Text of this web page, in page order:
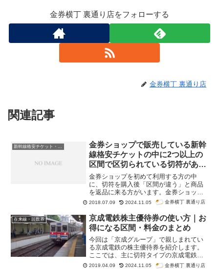
金券横丁 裏通り店をフォローする
金券横丁 裏通り店
関連記事
金券ショップで販売している新幹
線格安チケットの中に2つ以上の
区間で区切られている切符がある
理由
金券ショップを初めて利用する方の中
に、切符を購入後「区間が違う」と商品
を返品に来る方がいます。金券ショップ
だとよくある話なのですが、その方は2枚
て勘違いしてしまっているのです。
2018.07.09 2024.11.05 金券横丁 裏通り店
在来線・回数券
京成電鉄株主優待券の使い方｜お
得になる区間・料金のまとめ
今回は「京成グループ」で親しまれてい
る京成電鉄の株主優待券を紹介します。
ここでは、主に切符タイプの京成電鉄株
主優待券（乗車券）の情報をメインとし
2019.04.09 2024.11.05 金券横丁 裏通り店